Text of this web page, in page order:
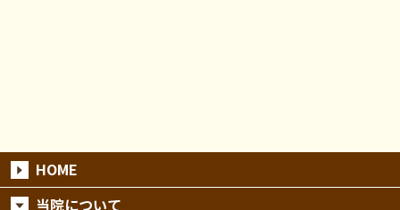
HOME
当院について